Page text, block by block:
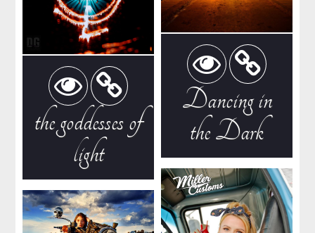
the goddesses of
light
Dancing in
the Dark